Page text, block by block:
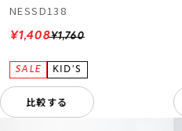
NESSD138
¥1,760
¥1,408
比較する